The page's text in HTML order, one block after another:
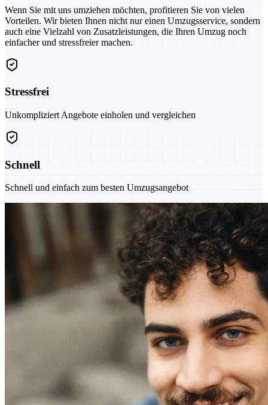
Wenn Sie mit uns umziehen möchten, profitieren Sie von vielen
Vorteilen. Wir bieten Ihnen nicht nur einen Umzugsservice, sondern
auch eine Vielzahl von Zusatzleistungen, die Ihren Umzug noch
einfacher und stressfreier machen.
Stressfrei
Unkompliziert Angebote einholen und vergleichen
Schnell
Schnell und einfach zum besten Umzugsangebot